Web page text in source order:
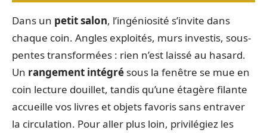
Dans un petit salon, l’ingéniosité s’invite dans
chaque coin. Angles exploités, murs investis, sous-
pentes transformées : rien n’est laissé au hasard.
Un rangement intégré sous la fenêtre se mue en
coin lecture douillet, tandis qu’une étagère filante
accueille vos livres et objets favoris sans entraver
la circulation. Pour aller plus loin, privilégiez les